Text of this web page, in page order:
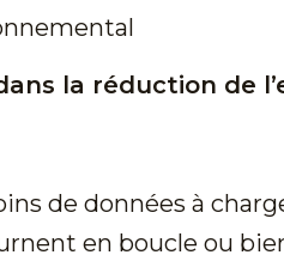
la réduction de
de données à
en boucle ou